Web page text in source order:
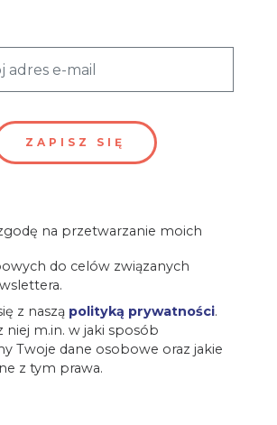
na przetwarzanie moich
do celów związanych
z naszą polityką prywatności.
niej m.in. w jaki sposób
Twoje dane osobowe oraz jakie
z tym prawa.